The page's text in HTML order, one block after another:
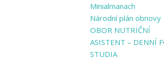
Minialmanach
Národní plán obnovy
OBOR NUTRIČNÍ
ASISTENT – DENNÍ
STUDIA